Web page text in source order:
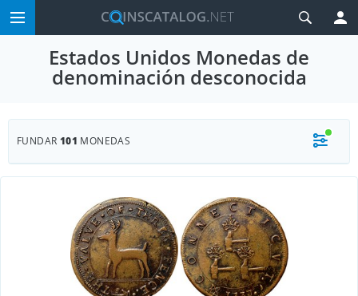
Estados Unidos Monedas de
denominación desconocida
FUNDAR 101 MONEDAS